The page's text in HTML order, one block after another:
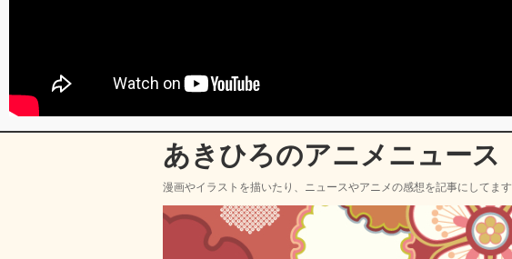
あきひろのアニメニュース
漫画やイラストを描いたり、ニュースやアニメの感想を記事にしてます